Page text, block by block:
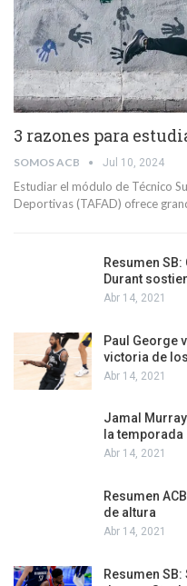
3 razones para
SOMOS ACB Jul 10, 2024
Estudiar el módulo de Técnico
Deportivas (TAFAD) ofrece
Resumen
Durant
Abr 14, 2021
Paul George
victoria de
Abr 14, 2021
Jamal
la temporada
Abr 14, 2021
Resumen
de altura
Abr 14, 2021
Resumen